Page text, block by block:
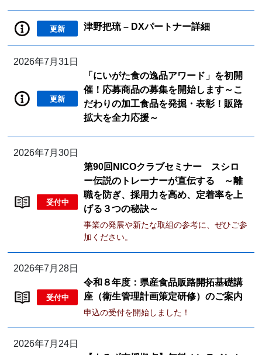
更新 津野把琉 – DXパートナー詳細
2026年7月31日
更新
「にいがた食の逸品アワード」を初開
催！応募商品の募集を開始します～こ
だわりの加工食品を発掘・表彰！販路
拡大を全力応援～
2026年7月30日
受付中
第90回NICOクラブセミナー スシロ
ー伝説のトレーナーが直伝する ～離
職を防ぎ、採用力を高め、定着率を上
げる３つの秘訣～
事業の発展や新たな取組の参考に、ぜひご参
加ください。
2026年7月28日
受付中
令和８年度：県産食品販路開拓基礎講
座（衛生管理計画策定研修）のご案内
申込の受付を開始しました！
2026年7月24日